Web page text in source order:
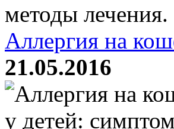
методы лечения.
Аллергия на
21.05.2016